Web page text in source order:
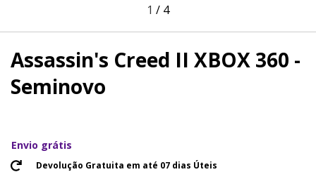
1 / 4
Assassin's Creed II XBOX 360 -
Seminovo
Envio grátis
Devolução Gratuita em até 07 dias Úteis